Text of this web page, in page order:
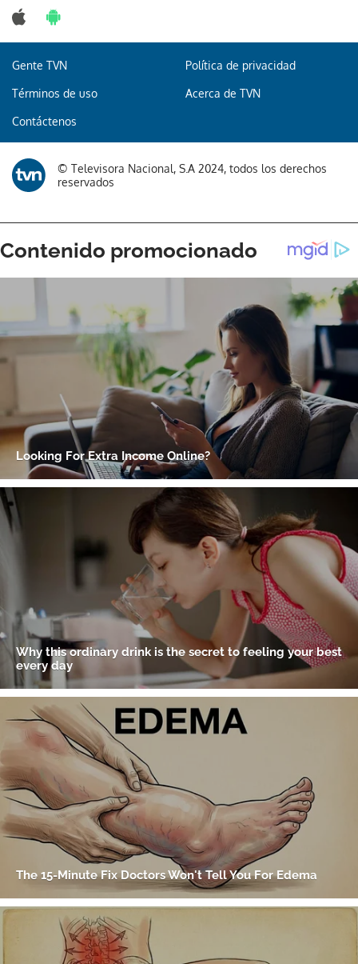
Gracias por suscribirte a nuestro boletín.
ACEPTAR
Gente TVN Política de privacidad
Términos de uso Acerca de TVN
Contáctenos
© Televisora Nacional, S.A 2024, todos los derechos
reservados